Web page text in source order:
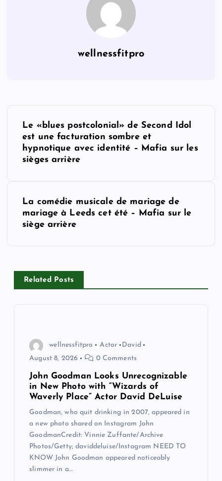
wellnessfitpro
Le «blues postcolonial» de Second Idol
est une facturation sombre et
hypnotique avec identité – Mafia sur les
sièges arrière
La comédie musicale de mariage de
mariage à Leeds cet été – Mafia sur le
siège arrière
Related Posts
wellnessfitpro Actor
David
August 8, 2026
0 Comments
John Goodman Looks Unrecognizable
in New Photo with “Wizards of
Waverly Place” Actor David DeLuise
Goodman, who quit drinking in 2007, appeared in
a new photo shared on Instagram John
GoodmanCredit: Vinnie Zuffante/Archive
Photos/Getty; daviddeluise/Instagram NEED TO
KNOW John Goodman appeared noticeably
slimmer in a…